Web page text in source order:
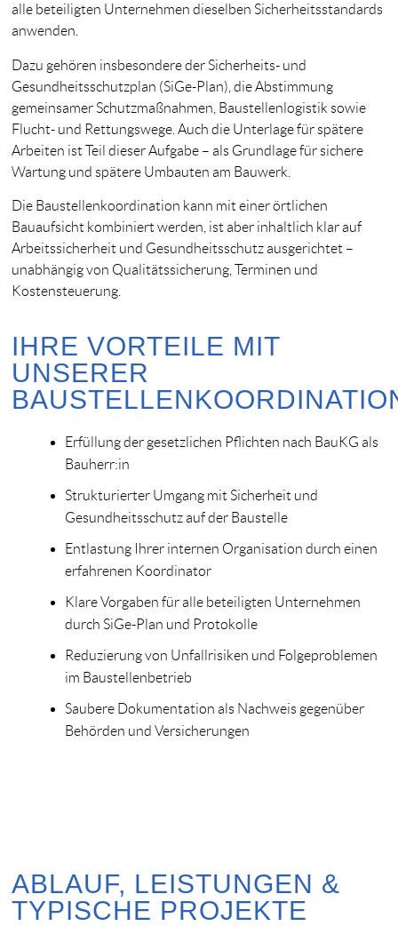
alle beteiligten Unternehmen dieselben Sicherheitsstandards
anwenden.
Dazu gehören insbesondere der Sicherheits- und
Gesundheitsschutzplan (SiGe-Plan), die Abstimmung
gemeinsamer Schutzmaßnahmen, Baustellenlogistik sowie
Flucht- und Rettungswege. Auch die Unterlage für spätere
Arbeiten ist Teil dieser Aufgabe – als Grundlage für sichere
Wartung und spätere Umbauten am Bauwerk.
Die Baustellenkoordination kann mit einer örtlichen
Bauaufsicht kombiniert werden, ist aber inhaltlich klar auf
Arbeitssicherheit und Gesundheitsschutz ausgerichtet –
unabhängig von Qualitätssicherung, Terminen und
Kostensteuerung.
IHRE VORTEILE MIT
UNSERER
Erfüllung der gesetzlichen Pflichten nach BauKG als
Bauherr:in
Strukturierter Umgang mit Sicherheit und
Gesundheitsschutz auf der Baustelle
Entlastung Ihrer internen Organisation durch einen
erfahrenen Koordinator
Klare Vorgaben für alle beteiligten Unternehmen
durch SiGe-Plan und Protokolle
Reduzierung von Unfallrisiken und Folgeproblemen
im Baustellenbetrieb
Saubere Dokumentation als Nachweis gegenüber
Behörden und Versicherungen
ABLAUF, LEISTUNGEN &
TYPISCHE PROJEKTE